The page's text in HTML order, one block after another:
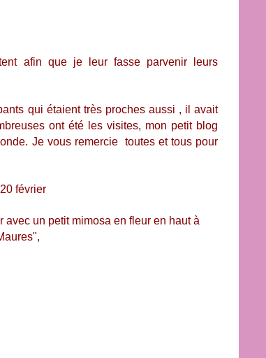
afin que je leur fasse parvenir leurs
qui étaient très proches aussi , il avait
ont été les visites, mon petit blog
Je vous remercie toutes et tous pour
février
un petit mimosa en fleur en haut à